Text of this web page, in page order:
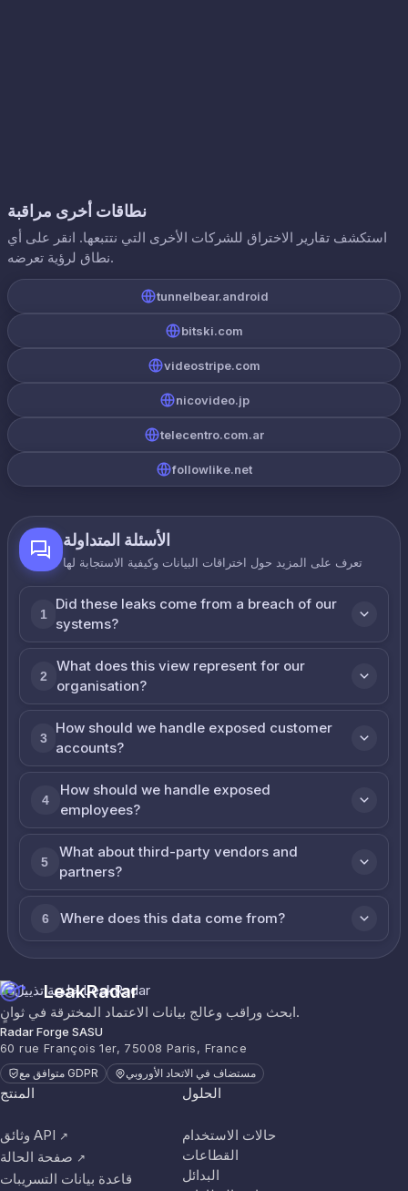
نطاقات أخرى مراقبة
استكشف تقارير الاختراق للشركات الأخرى التي نتتبعها. انقر على أي
نطاق لرؤية تعرضه.
tunnelbear.android
bitski.com
videostripe.com
nicovideo.jp
telecentro.com.ar
followlike.net
الأسئلة المتداولة
تعرف على المزيد حول اختراقات البيانات وكيفية الاستجابة لها
1
Did these leaks come from a breach of our
systems?
2
What does this view represent for our
organisation?
3
How should we handle exposed customer
accounts?
4
How should we handle exposed
employees?
5
What about third-party vendors and
partners?
6 Where does this data come from?
LeakRadar
ابحث وراقب وعالج بيانات الاعتماد المخترقة في ثوانٍ.
Radar Forge SASU
60 rue François 1er, 75008 Paris, France
متوافق مع GDPR مستضاف في الاتحاد الأوروبي
المنتج
وثائق API ↗
صفحة الحالة ↗
قاعدة بيانات التسريبات
الحلول
حالات الاستخدام
القطاعات
البدائل